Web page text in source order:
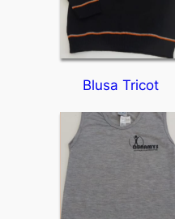
Blusa Tricot